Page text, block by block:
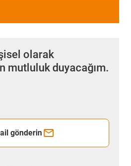
olarak
mutluluk duyacağım.
gönderin